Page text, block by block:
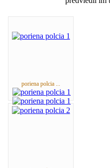
poriena polcia ...